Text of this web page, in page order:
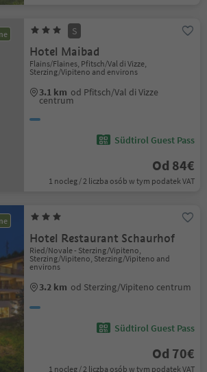
S
Hotel Maibad
Flains/Flaines, Pfitsch/Val di Vizze,
Sterzing/Vipiteno and environs
3.1 km od Pfitsch/Val di Vizze
centrum
Südtirol Guest Pass
Od 84€
1 nocleg / 2 liczba osób w tym podatek VAT
Hotel Restaurant Schaurhof
Ried/Novale - Sterzing/Vipiteno,
Sterzing/Vipiteno, Sterzing/Vipiteno and
environs
3.2 km od Sterzing/Vipiteno centrum
Südtirol Guest Pass
Od 70€
1 nocleg / 2 liczba osób w tym podatek VAT